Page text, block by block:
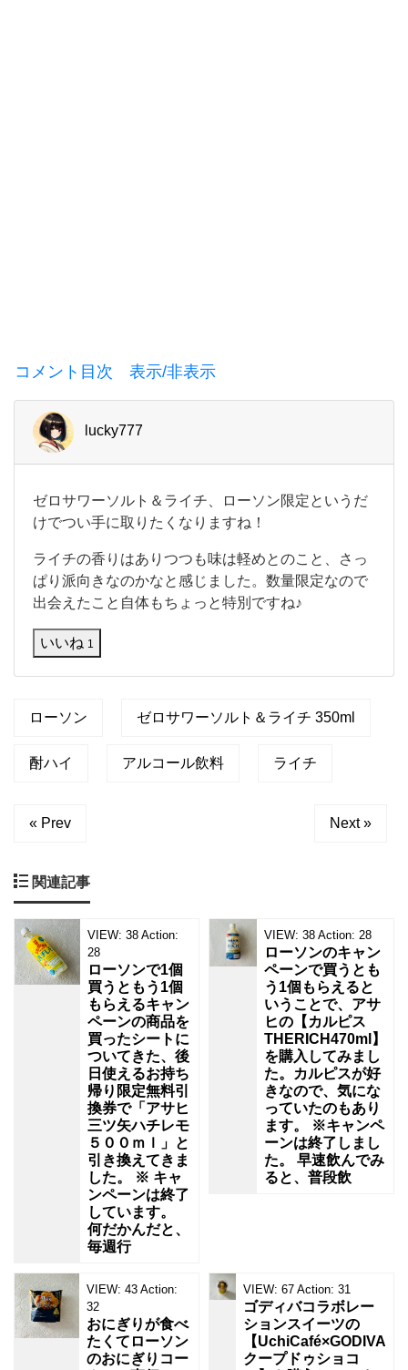
コメント目次 表示/非表示
lucky777
ゼ
ロ
サ
ワ
ー
ソ
ル
＆
ラ
ロ
ソ
と
だ
つ
い
手
に
ゼロサワーソルト＆ライチ、ローソン限定というだ
けでつい手に取りたくなりますね！
ライチの香りはありつつも味は軽めとのこと、さっ
ぱり派向きなのかなと感じました。数量限定なので
出会えたこと自体もちょっと特別ですね♪
いいね 1
ローソン ゼロサワーソルト＆ライチ 350ml
酎ハイ アルコール飲料 ライチ
« Prev Next »
関連記事
VIEW: 38 Action:
28
ローソンで1個
買うともう1個
もらえるキャン
ペーンの商品を
買ったシートに
ついてきた、後
日使えるお持ち
帰り限定無料引
換券で「アサヒ
三ツ矢ハチレモ
５００ｍｌ」と
引き換えてきま
した。 ※ キャ
ンペーンは終了
しています。
何だかんだと、
毎週行
VIEW: 38 Action: 28
ローソンのキャン
ペーンで買うとも
う1個もらえると
いうことで、アサ
ヒの【カルピス
THERICH470ml】
を購入してみまし
た。カルピスが好
きなので、気にな
っていたのもあり
ます。 ※キャンペ
ーンは終了しまし
た。 早速飲んでみ
ると、普段飲
VIEW: 43 Action:
32
おにぎりが食べ
たくてローソン
のおにぎりコー
VIEW: 67 Action: 31
ゴディバコラボレー
ションスイーツの
【UchiCafé×GODIVA
クープドゥショコ